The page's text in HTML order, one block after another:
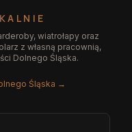
wiatrołapy oraz
z własną pracownią,
Dolnego Śląska.
Śląska →